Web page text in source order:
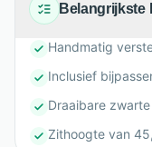
Belangrijkste
Handmatig
Inclusief
Draaibare
Zithoogte van